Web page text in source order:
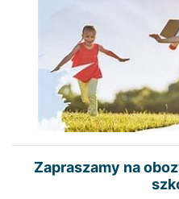
Zapraszamy na